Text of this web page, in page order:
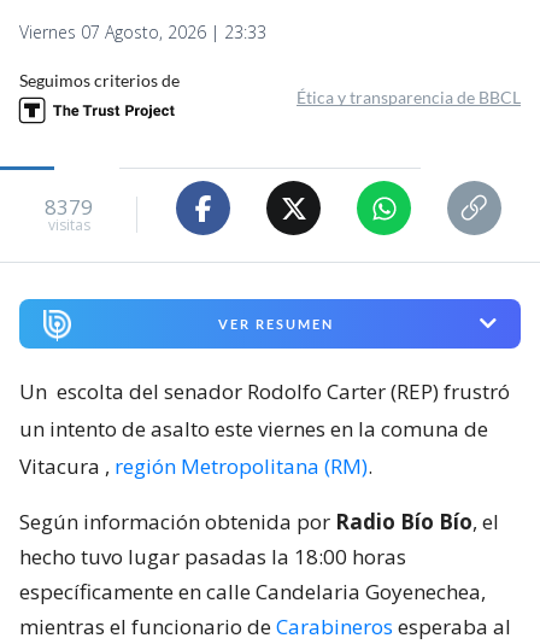
Viernes 07 Agosto, 2026 | 23:33
Seguimos criterios de
Ética y transparencia de BBCL
8379
visitas
VER RESUMEN
Un escolta del senador Rodolfo Carter (REP) frustró
un intento de asalto este viernes en la comuna de
Vitacura , región Metropolitana (RM).
Según información obtenida por Radio Bío Bío, el
hecho tuvo lugar pasadas la 18:00 horas
específicamente en calle Candelaria Goyenechea,
mientras el funcionario deCarabineros esperaba al